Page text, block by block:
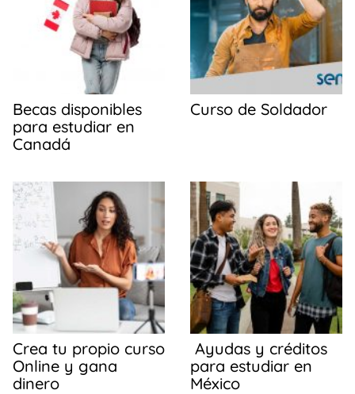
Becas disponibles
para estudiar en
Canadá
Curso de Soldador
Crea tu propio curso
Online y gana
dinero
Ayudas y créditos
para estudiar en
México